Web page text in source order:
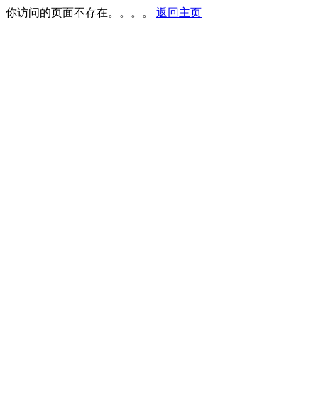
你访问的页面不存在。。。。 返回主页